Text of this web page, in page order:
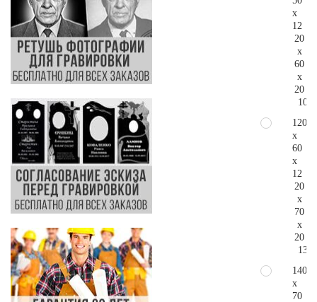
x
12
20
x
60
x
20
120
x
60
x
12
20
x
70
x
20
140
x
70